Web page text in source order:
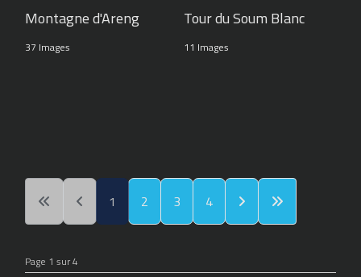
Montagne d'Areng
37 Images
Tour du Soum Blanc
11 Images
1 2 3 4
Page 1 sur 4